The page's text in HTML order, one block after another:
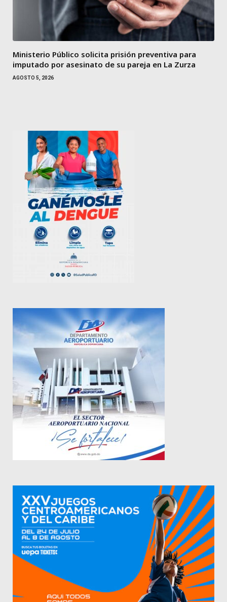
Ministerio Público solicita prisión preventiva para
imputado por asesinato de su pareja en La Zurza
AGOSTO 5, 2026